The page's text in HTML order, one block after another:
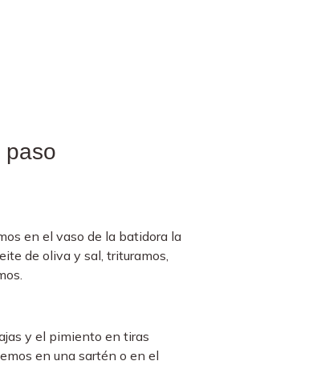
paso
en el vaso de la batidora la
de oliva y sal, trituramos,
y el pimiento en tiras
en una sartén o en el